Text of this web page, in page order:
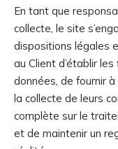
En tant que
collecte, le site
dispositions légales
au Client d’établir
données, de fournir
la collecte de leurs
complète sur le
et de maintenir un